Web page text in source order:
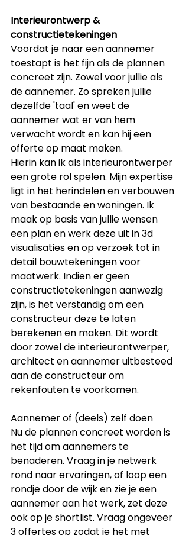
Interieurontwerp &
constructietekeningen
Voordat je naar een aannemer
toestapt is het fijn als de plannen
concreet zijn. Zowel voor jullie als
de aannemer. Zo spreken jullie
dezelfde 'taal' en weet de
aannemer wat er van hem
verwacht wordt en kan hij een
offerte op maat maken.
Hierin kan ik als interieurontwerper
een grote rol spelen. Mijn expertise
ligt in het herindelen en verbouwen
van bestaande en woningen. Ik
maak op basis van jullie wensen
een plan en werk deze uit in 3d
visualisaties en op verzoek tot in
detail bouwtekeningen voor
maatwerk. Indien er geen
constructietekeningen aanwezig
zijn, is het verstandig om een
constructeur deze te laten
berekenen en maken. Dit wordt
door zowel de interieurontwerper,
architect en aannemer uitbesteed
aan de constructeur om
rekenfouten te voorkomen.
Aannemer of (deels) zelf doen
Nu de plannen concreet worden is
het tijd om aannemers te
benaderen. Vraag in je netwerk
rond naar ervaringen, of loop een
rondje door de wijk en zie je een
aannemer aan het werk, zet deze
ook op je shortlist. Vraag ongeveer
3 offertes op zodat je het met